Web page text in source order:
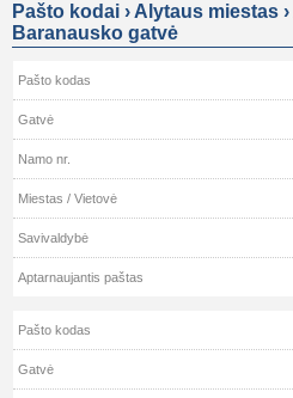
Pašto kodai › Alytaus miestas ›
Baranausko gatvė